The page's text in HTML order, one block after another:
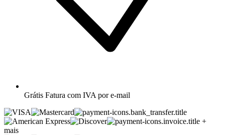
Grátis Fatura com IVA por e-mail
+
mais